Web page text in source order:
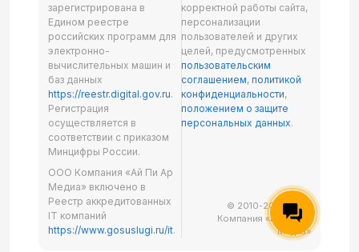
зарегистрирована в
Едином реестре
российских программ для
электронно-
вычислительных машин и
баз данных
https://reestr.digital.gov.ru.
Регистрация
осуществляется в
соответствии с приказом
Минцифры России.
ООО Компания «Ай Пи Ар
Медиа» включено в
Реестр аккредитованных
IT компаний
https://www.gosuslugi.ru/it.
корректной работы сайта,
персонализации
пользователей и других
целей, предусмотренных
пользовательским
соглашением,политикой
конфиденциальности,
положением о защите
персональных данных.
© 2010-2026 ООО
Компания «Ай Пи Ар
Медиа»